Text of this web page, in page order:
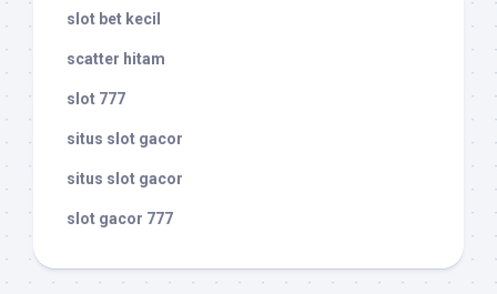
slot bet kecil
scatter hitam
slot 777
situs slot gacor
situs slot gacor
slot gacor 777